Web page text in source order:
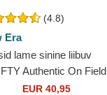
(4.8)
Era
lame sinine liibuv
Authentic On Field
Los Angeles Dodgers
EUR 40,95